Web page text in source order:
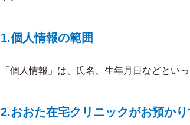
1.個人情報の範囲
「個人情報」は、氏名、生年月日などとい
2.おおた在宅クリニックがお預か